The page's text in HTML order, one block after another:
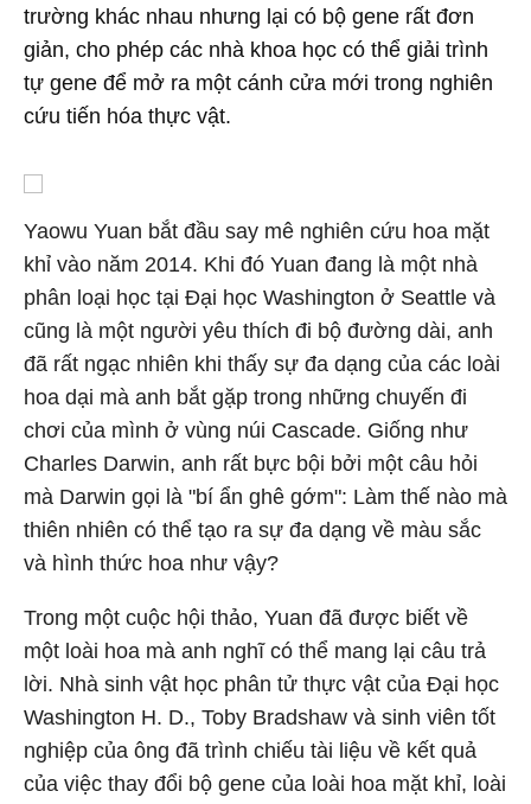
trường khác nhau nhưng lại có bộ gene rất đơn
giản, cho phép các nhà khoa học có thể giải trình
tự gene để mở ra một cánh cửa mới trong nghiên
cứu tiến hóa thực vật.
Yaowu Yuan bắt đầu say mê nghiên cứu hoa mặt
khỉ vào năm 2014. Khi đó Yuan đang là một nhà
phân loại học tại Đại học Washington ở Seattle và
cũng là một người yêu thích đi bộ đường dài, anh
đã rất ngạc nhiên khi thấy sự đa dạng của các loài
hoa dại mà anh bắt gặp trong những chuyến đi
chơi của mình ở vùng núi Cascade. Giống như
Charles Darwin, anh rất bực bội bởi một câu hỏi
mà Darwin gọi là "bí ẩn ghê gớm": Làm thế nào mà
thiên nhiên có thể tạo ra sự đa dạng về màu sắc
và hình thức hoa như vậy?
Trong một cuộc hội thảo, Yuan đã được biết về
một loài hoa mà anh nghĩ có thể mang lại câu trả
lời. Nhà sinh vật học phân tử thực vật của Đại học
Washington H. D., Toby Bradshaw và sinh viên tốt
nghiệp của ông đã trình chiếu tài liệu về kết quả
của việc thay đổi bộ gene của loài hoa mặt khỉ, loài